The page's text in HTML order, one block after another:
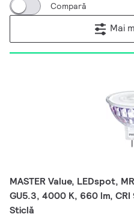
Compară
Mai
MASTER Value, LEDspot,
GU5.3, 4000 K, 660 lm,
Sticlă